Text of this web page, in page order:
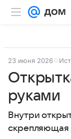
23 июня 2026
руками
Внутри
скрепляющая